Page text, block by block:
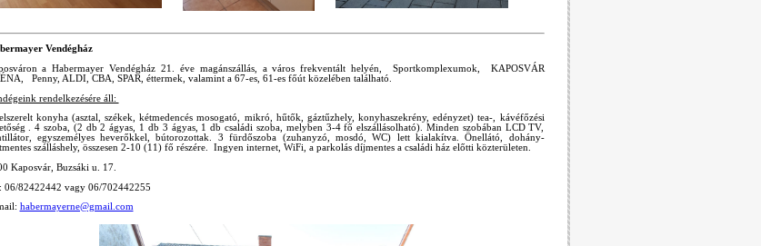
Vendégház
a Habermayer Vendégház 21. éve magánszállás, a város frekventált helyén, Sportkomplexumok, KAPOSVÁR
Penny, ALDI, CBA, SPAR, éttermek, valamint a 67-es, 61-es főút közelében található.
rendelkezésére áll:
konyha (asztal, székek, kétmedencés mosogató, mikró, hűtők, gáztűzhely, konyhaszekrény, edényzet) tea-, kávéfőzési
. 4 szoba, (2 db 2 ágyas, 1 db 3 ágyas, 1 db családi szoba, melyben 3-4 fő elszállásolható). Minden szobában LCD TV,
egyszemélyes heverőkkel, bútorozottak. 3 fürdőszoba (zuhanyzó, mosdó, WC) lett kialakítva. Önellátó, dohány-
szálláshely, összesen 2-10 (11) fő részére. Ingyen internet, WiFi, a parkolás díjmentes a családi ház előtti közterületen.
Kaposvár, Buzsáki u. 17.
06/82422442 vagy 06/702442255
habermayerne@gmail.com